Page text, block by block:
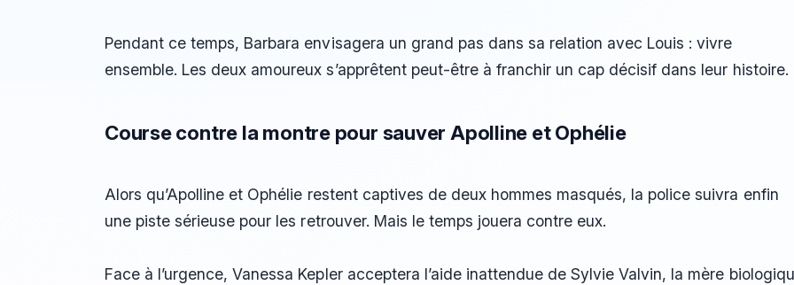
Pendant ce temps, Barbara envisagera un grand pas dans sa relation avec Louis : vivre
ensemble. Les deux amoureux s’apprêtent peut-être à franchir un cap décisif dans leur histoire.
Course contre la montre pour sauver Apolline et Ophélie
Alors qu’Apolline et Ophélie restent captives de deux hommes masqués, la police suivra enfin
une piste sérieuse pour les retrouver. Mais le temps jouera contre eux.
Face à l’urgence, Vanessa Kepler acceptera l’aide inattendue de Sylvie Valvin, la mère